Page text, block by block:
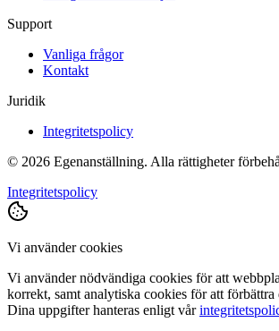
Support
Vanliga frågor
Kontakt
Juridik
Integritetspolicy
© 2026 Egenanställning. Alla rättigheter
Integritetspolicy
Vi använder cookies
Vi använder nödvändiga cookies för att
korrekt, samt analytiska cookies för att förbättra
Dina uppgifter hanteras enligt vår